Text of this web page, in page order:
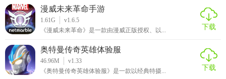
款游戏中找到属于自己的乐趣。
漫威未来革命手游
1.61G
v1.6.5
《漫威未来革命》是一款由漫威正版授权、以...
下载
奥特曼传奇英雄体验服
46.96M
v1.33
《奥特曼传奇英雄体验服》是一款以经典特摄...
下载